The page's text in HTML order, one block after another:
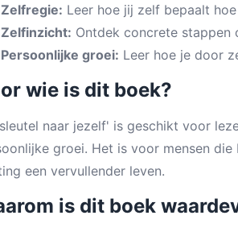
Zelfregie: Leer hoe jij zelf bepaalt
Zelfinzicht: Ontdek concrete stappen
Persoonlijke groei: Leer hoe je door
wie is dit boek?
naar jezelf' is geschikt voor
groei. Het is voor mensen
een vervullender leven.
is dit boek